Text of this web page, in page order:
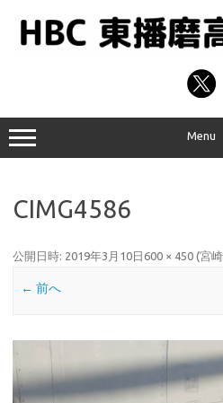
プ
Menu
CIMG4586
公開日時: 2019年3月10日 600 × 450 (宮
← 前へ